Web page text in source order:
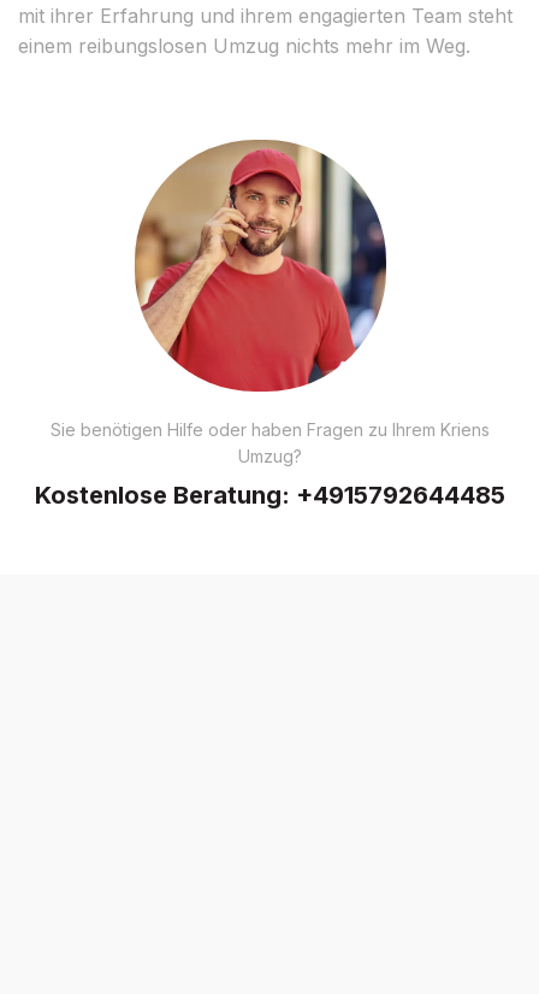
mit ihrer Erfahrung und ihrem engagierten Team steht
einem reibungslosen Umzug nichts mehr im Weg.
Sie benötigen Hilfe oder haben Fragen zu Ihrem Kriens
Umzug?
Kostenlose Beratung: +4915792644485